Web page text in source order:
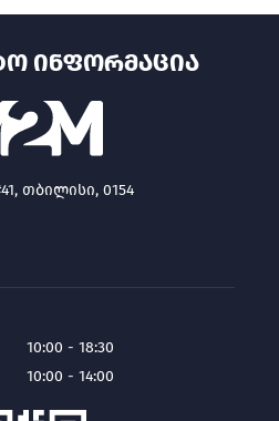
ᲘᲜᲤᲝᲠᲛᲐᲪᲘᲐ
თბილისი, 0154
10:00 - 18:30
10:00 - 14:00